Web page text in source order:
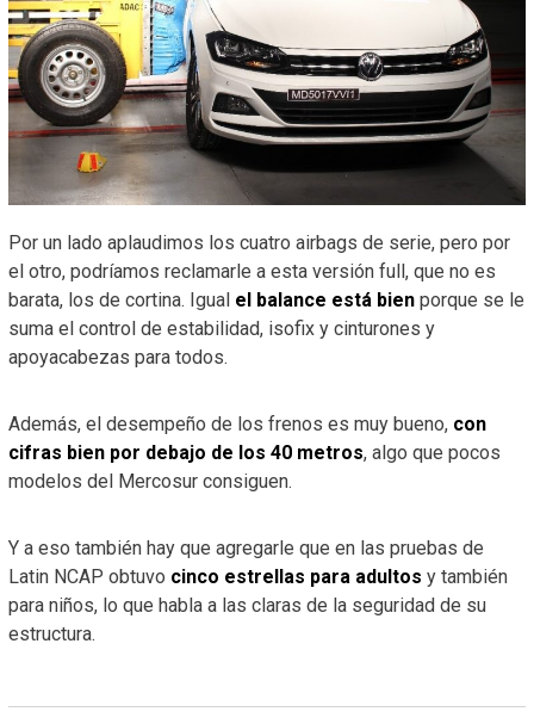
Por un lado aplaudimos los cuatro airbags de serie, pero por
el otro, podríamos reclamarle a esta versión full, que no es
barata, los de cortina. Igual el balance está bienporque se le
suma el control de estabilidad, isofix y cinturones y
apoyacabezas para todos.
Además, el desempeño de los frenos es muy bueno, con
cifras bien por debajo de los 40 metros, algo que pocos
modelos del Mercosur consiguen.
Y a eso también hay que agregarle que en las pruebas de
Latin NCAP obtuvo cinco estrellas para adultos y también
para niños, lo que habla a las claras de la seguridad de su
estructura.